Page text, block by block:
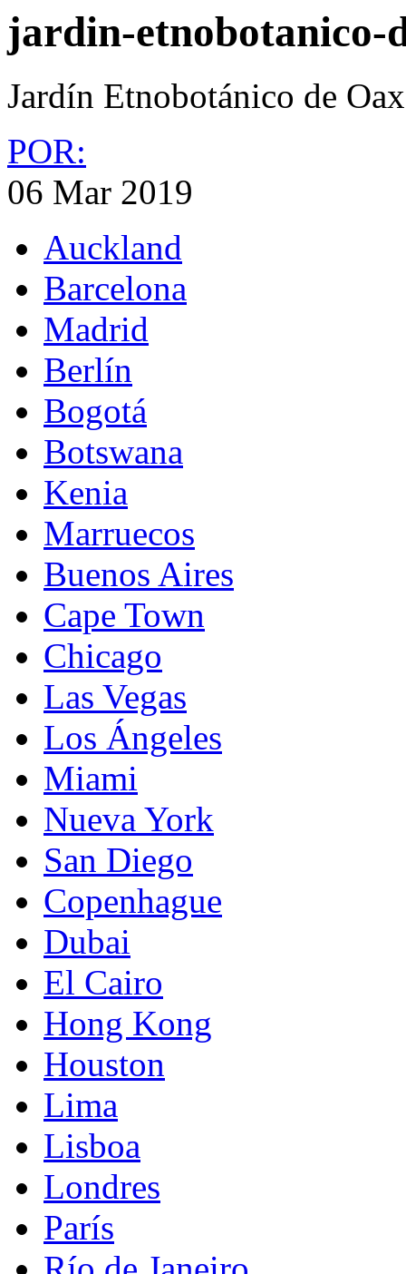
jardin-etnobotanico-
Jardín Etnobotánico de
POR:
06 Mar 2019
Auckland
Barcelona
Madrid
Berlín
Bogotá
Botswana
Kenia
Marruecos
Buenos Aires
Cape Town
Chicago
Las Vegas
Los Ángeles
Miami
Nueva York
San Diego
Copenhague
Dubai
El Cairo
Hong Kong
Houston
Lima
Lisboa
Londres
París